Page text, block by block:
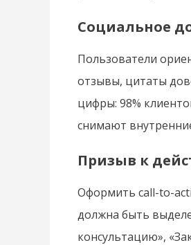
Социальное
Пользователи
отзывы, цитаты
цифры: 98%
снимают
Призыв к
Оформить call-to-
должна быть
консультацию»,